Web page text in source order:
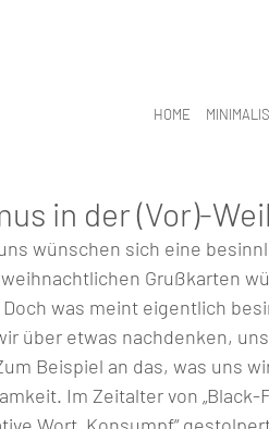
HOME
in der (Vor)-
wünschen sich eine
Grußkarten
was meint eigentlich
über etwas nachdenken,
Beispiel an das, was uns
Im Zeitalter von